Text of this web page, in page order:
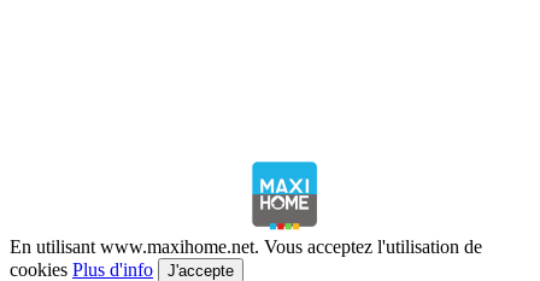
En utilisant www.maxihome.net. Vous acceptez l'utilisation de
cookies Plus d'info J'accepte